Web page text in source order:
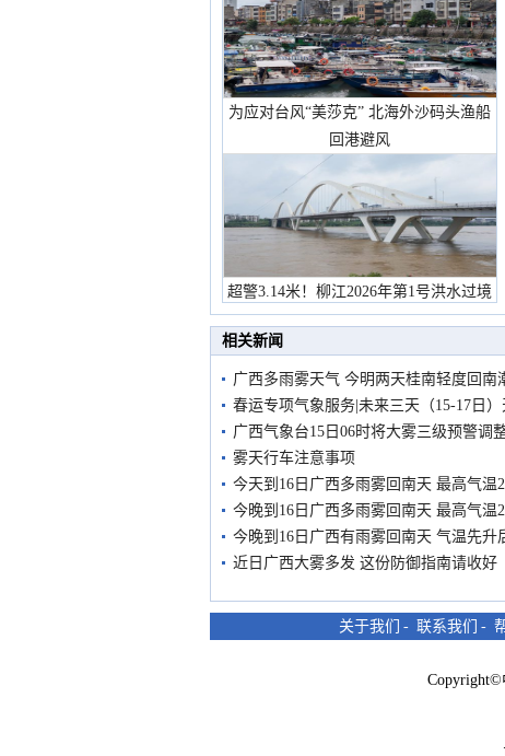
为应对台风“美莎克” 北海外沙码头渔船
回港避风
超警3.14米！柳江2026年第1号洪水过境
市民在堤岸见证汛况
相关新闻
广西多雨雾天气 今明两天桂南轻度回南
春运专项气象服务|未来三天（15-17日
广西气象台15日06时将大雾三级预警调
雾天行车注意事项
今天到16日广西多雨雾回南天 最高气温
今晚到16日广西多雨雾回南天 最高气温
今晚到16日广西有雨雾回南天 气温先升
近日广西大雾多发 这份防御指南请收好
关于我们 - 联系我们 -
Copyright©